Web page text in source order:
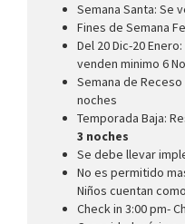
Semana Santa: Se
Fines de Semana
Del 20 Dic-20
venden minimo 6
Semana de
noches
Temporada Baja:
3 noches
Se debe llevar
No es permitido
Niños cuentan
Check in 3:00 pm-